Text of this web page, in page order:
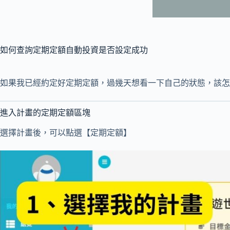
如何查詢定期定額自動投資是否設定成功
如果我已經約定好定期定額，過幾天想看一下自己的狀態，該
進入計畫的定期定額區塊
選擇計畫後，可以點選【定期定額】